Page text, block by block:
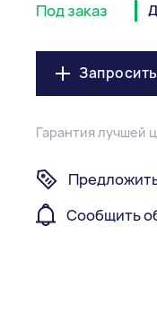
Под заказ
Гарантия лучшей
Сообщить